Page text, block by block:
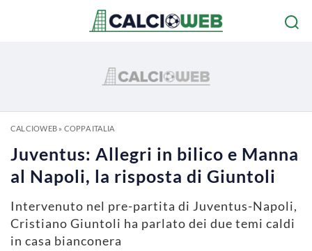
CALCIOWEB» COPPA ITALIA
Juventus: Allegri in bilico e Manna
al Napoli, la risposta di Giuntoli
Intervenuto nel pre-partita di Juventus-Napoli,
Cristiano Giuntoli ha parlato dei due temi caldi
in casa bianconera